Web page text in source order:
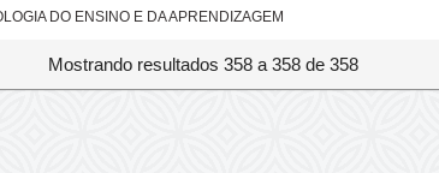
DO ENSINO E DA APRENDIZAGEM
Mostrando resultados 358 a 358 de 358